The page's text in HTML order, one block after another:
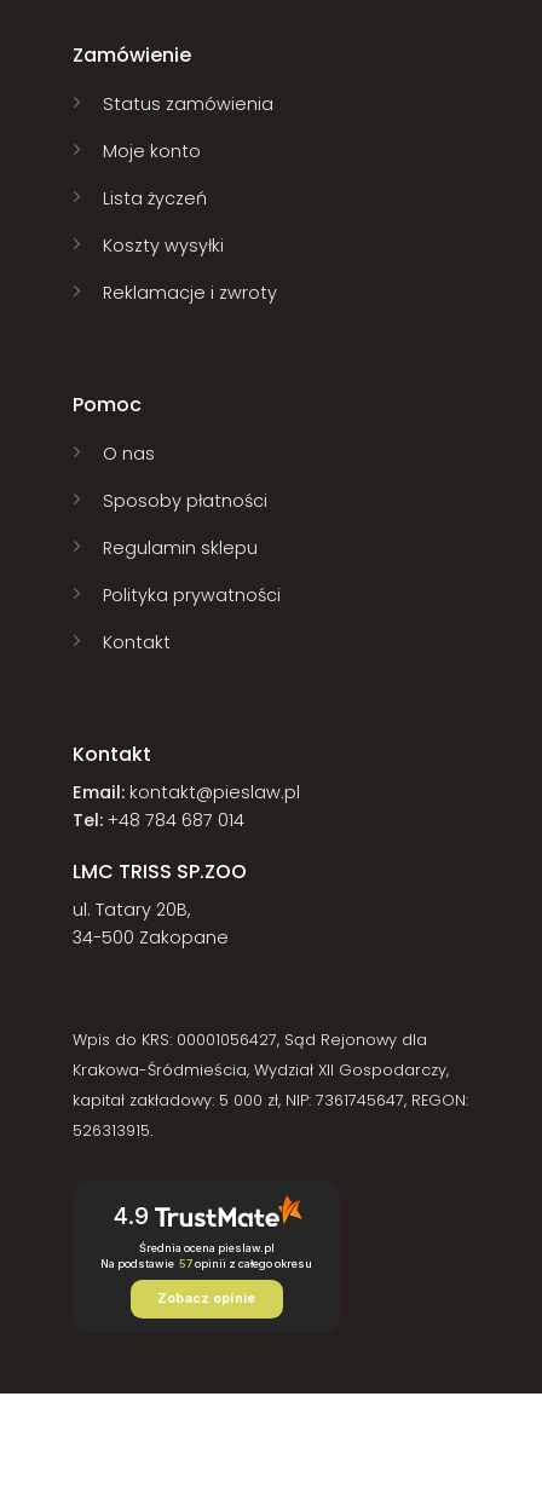
Zamówienie
Status zamówienia
Moje konto
Lista życzeń
Koszty wysyłki
Reklamacje i zwroty
Pomoc
O nas
Sposoby płatności
Regulamin sklepu
Polityka prywatności
Kontakt
Kontakt
Email: kontakt@pieslaw.pl
Tel: +48 784 687 014
LMC TRISS SP.ZOO
ul. Tatary 20B,
34-500 Zakopane
Wpis do KRS: 00001056427, Sąd Rejonowy dla
Krakowa-Śródmieścia, Wydział XII Gospodarczy,
kapitał zakładowy: 5 000 zł, NIP: 7361745647, REGON:
526313915.
4.9
Średnia ocena pieslaw.pl
Na podstawie 57opinii z całego okresu
Zobacz opinie